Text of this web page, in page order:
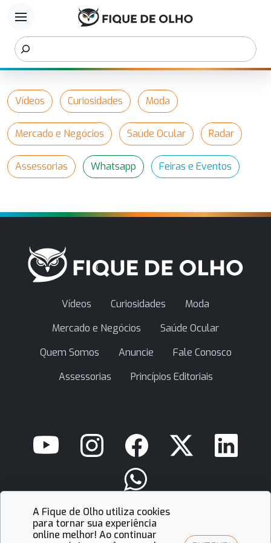
menu
Vídeos Curiosidades Moda
Mercado e Negócios Saúde Ocular Radar
Assessorias Whatsapp Feiras e Eventos
Vídeos Curiosidades
Moda
Mercado e Negócios
Saúde Ocular
Quem Somos
Anuncie
Fale Conosco
Assessorias
Princípios Editoriais
contato@fiquedeolho.com.br
A Fique de Olho utiliza cookies
para tornar sua experiência
online melhor! Ao continuar